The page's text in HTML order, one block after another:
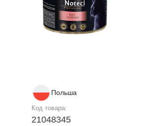
Польша
Код товара:
21048345